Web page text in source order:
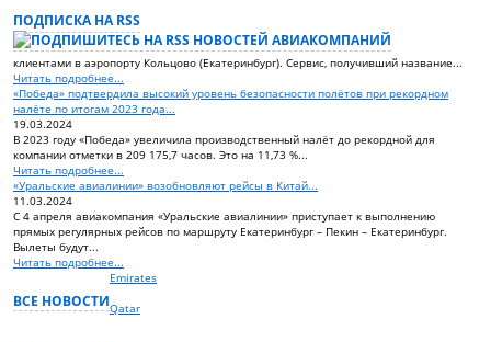
ПОДПИСКА НА RSS
клиентами в аэропорту Кольцово (Екатеринбург). Сервис, получивший название...
Читать подробнее...
«Победа» подтвердила высокий уровень безопасности полётов при рекордном
налёте по итогам 2023 года...
19.03.2024
В 2023 году «Победа» увеличила производственный налёт до рекордной для
компании отметки в 209 175,7 часов. Это на 11,73 %...
Читать подробнее...
«Уральские авиалинии» возобновляют рейсы в Китай...
11.03.2024
С 4 апреля авиакомпания «Уральские авиалинии» приступает к выполнению
прямых регулярных рейсов по маршруту Екатеринбург – Пекин – Екатеринбург.
Вылеты будут...
Читать подробнее...
ВСЕ НОВОСТИ
Emirates
Qatar